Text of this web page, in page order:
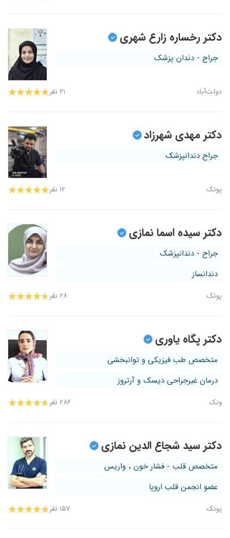
دکتر رخساره زارع شهری
جراح - دندان پزشک
دولت‌آباد ۲۱ نفر
دکتر مهدی شهرزاد
جراح دندانپزشک
پونک ۱۲ نفر
دکتر سیده اسما نمازی
جراح - دندانپزشک
دندانساز
پونک ۲۸ نفر
دکتر پگاه یاوری
متخصص طب فیزیکی و توانبخشی
درمان غیرجراحی دیسک و آرتروز
ونک ۲۸۶ نفر
دکتر سید شجاع الدین نمازی
متخصص قلب - فشار خون ، واریس
عضو انجمن قلب اروپا
پونک ۱۵۷ نفر